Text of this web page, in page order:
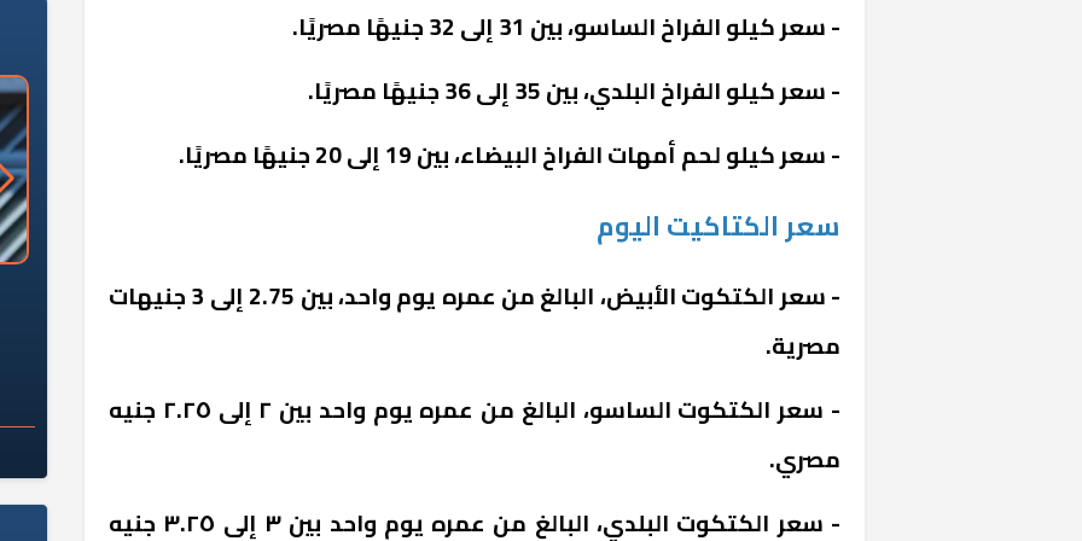
- سعر كيلو الفراخ الساسو، بين 31 إلى 32 جنيهًا مصريًا.
- سعر كيلو الفراخ البلدي، بين 35 إلى 36 جنيهًا مصريًا.
- سعر كيلو لحم أمهات الفراخ البيضاء، بين 19 إلى 20 جنيهًا مصريًا.
سعر الكتاكيت اليوم
- سعر الكتكوت الأبيض، البالغ من عمره يوم واحد، بين 2.75 إلى 3 جنيهات
مصرية.
- سعر الكتكوت الساسو، البالغ من عمره يوم واحد بين ٢ إلى ٢.٢٥ جنيه
مصري.
- سعر الكتكوت البلدي، البالغ من عمره يوم واحد بين ٣ إلى ٣.٢٥ جنيه
«وزارة الآثار»: العُثور على 10 توابيت
خشبية بفناء مقبرة "باكي"
سلامة الغذاء: 285 ألف طن صادرات
غذائية في أسبوع